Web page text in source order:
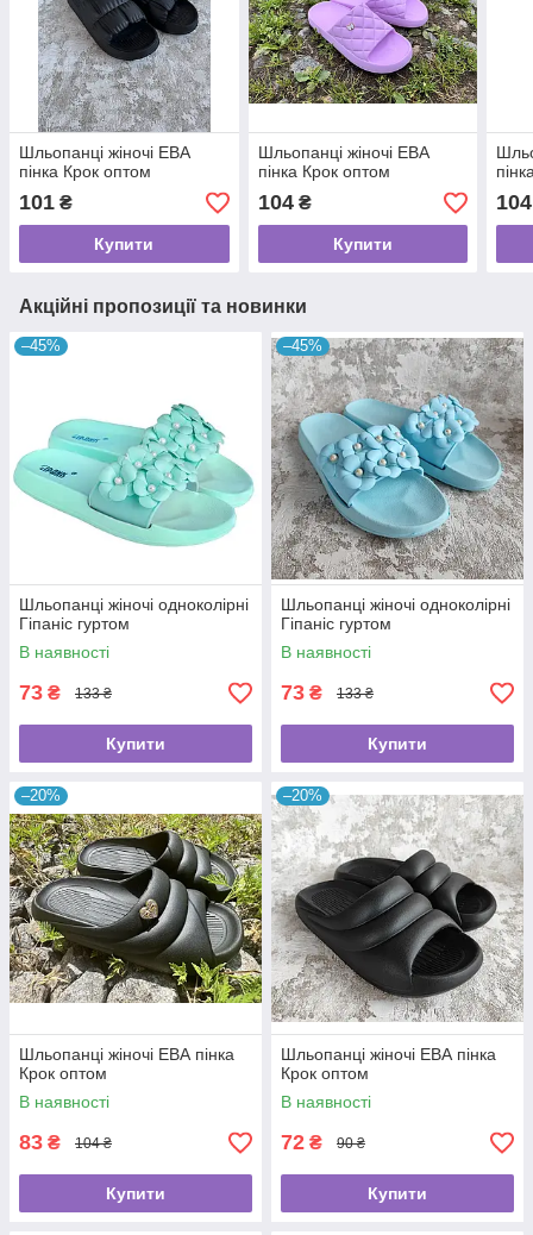
Шльопанці жіночі ЕВА
пінка Крок оптом
101 ₴
Купити
Шльопанці жіночі ЕВА
пінка Крок оптом
104₴
Купити
104
Акційні пропозиції та новинки
–45%
Шльопанці жіночі одноколірні
Гіпаніс гуртом
В наявності
73 ₴ 133 ₴
Купити
–45%
Шльопанці жіночі одноколірні
Гіпаніс гуртом
В наявності
73 ₴ 133 ₴
Купити
–20%
Шльопанці жіночі ЕВА пінка
Крок оптом
В наявності
83 ₴ 104 ₴
Купити
–20%
Шльопанці жіночі ЕВА пінка
Крок оптом
В наявності
72 ₴ 90 ₴
Купити